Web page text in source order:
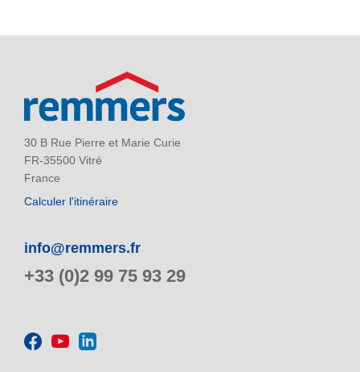
30 B Rue Pierre et Marie Curie
FR-35500 Vitré
France
Calculer l'itinéraire
info@remmers.fr
+33 (0)2 99 75 93 29